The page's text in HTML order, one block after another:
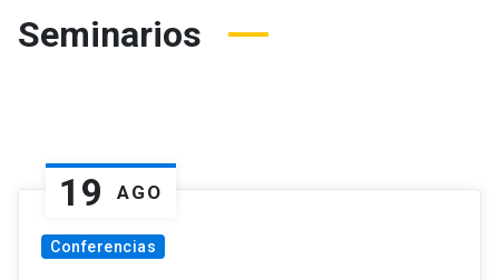
Seminarios
19 AGO
Conferencias